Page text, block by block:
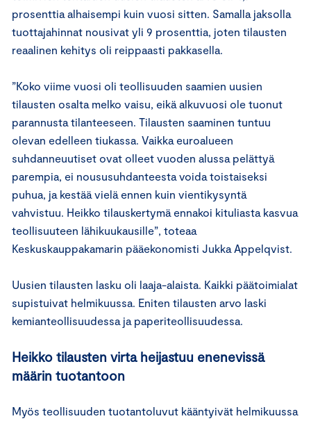
prosenttia alhaisempi kuin vuosi sitten. Samalla jaksolla
tuottajahinnat nousivat yli 9 prosenttia, joten tilausten
reaalinen kehitys oli reippaasti pakkasella.
”Koko viime vuosi oli teollisuuden saamien uusien
tilausten osalta melko vaisu, eikä alkuvuosi ole tuonut
parannusta tilanteeseen. Tilausten saaminen tuntuu
olevan edelleen tiukassa. Vaikka euroalueen
suhdanneuutiset ovat olleet vuoden alussa pelättyä
parempia, ei noususuhdanteesta voida toistaiseksi
puhua, ja kestää vielä ennen kuin vientikysyntä
vahvistuu. Heikko tilauskertymä ennakoi kituliasta kasvua
teollisuuteen lähikuukausille”, toteaa
Keskuskauppakamarin pääekonomisti Jukka Appelqvist.
Uusien tilausten lasku oli laaja-alaista. Kaikki päätoimialat
supistuivat helmikuussa. Eniten tilausten arvo laski
kemianteollisuudessa ja paperiteollisuudessa.
Heikko tilausten virta heijastuu enenevissä
määrin tuotantoon
Myös teollisuuden tuotantoluvut kääntyivät helmikuussa